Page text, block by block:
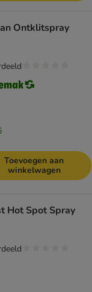
Ontklitspray
Toevoegen aan
winkelwagen
Hot Spot Spray